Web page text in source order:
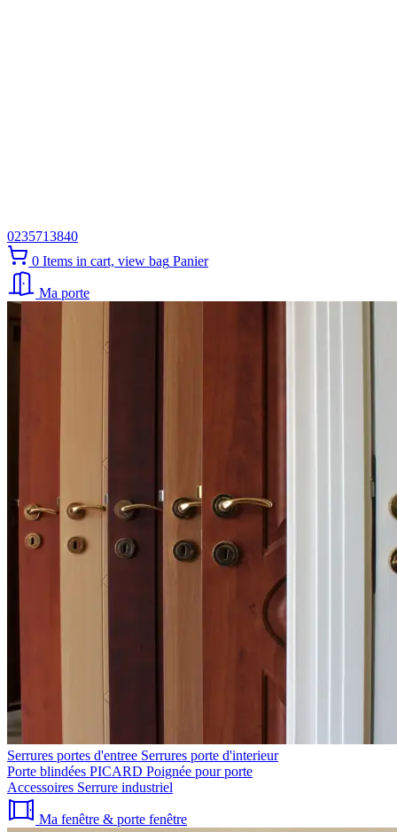
0235713840
0 Items in cart, view bag Panier
Ma porte
Serrures portes d'entree Serrures porte d'interieur
Porte blindées PICARD Poignée pour porte
Accessoires Serrure industriel
Ma fenêtre & porte fenêtre